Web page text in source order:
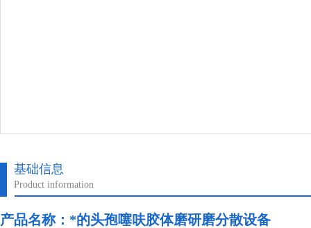
基础信息
Product information
产品名称：*的头孢噻呋胶体磨研磨分散设备